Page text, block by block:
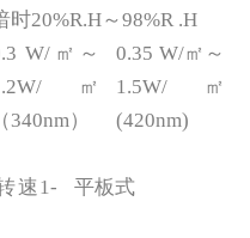
时20%R.H～98%R .H
W/㎡～
㎡
（340nm）
0.35 W/㎡～
1.5W/㎡
(420nm)
速1-
平板式